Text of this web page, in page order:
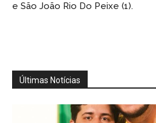
e São João Rio Do Peixe (1).
Últimas Notícias